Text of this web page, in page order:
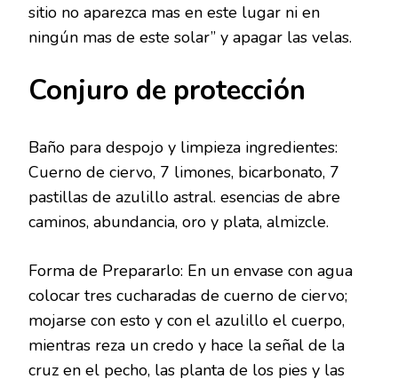
sitio no aparezca mas en este lugar ni en
ningún mas de este solar” y apagar las velas.
Conjuro de protección
Baño para despojo y limpieza ingredientes:
Cuerno de ciervo, 7 limones, bicarbonato, 7
pastillas de azulillo astral. esencias de abre
caminos, abundancia, oro y plata, almizcle.
Forma de Prepararlo: En un envase con agua
colocar tres cucharadas de cuerno de ciervo;
mojarse con esto y con el azulillo el cuerpo,
mientras reza un credo y hace la señal de la
cruz en el pecho, las planta de los pies y las